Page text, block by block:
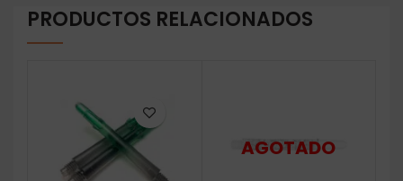
PRODUCTOS RELACIONADOS